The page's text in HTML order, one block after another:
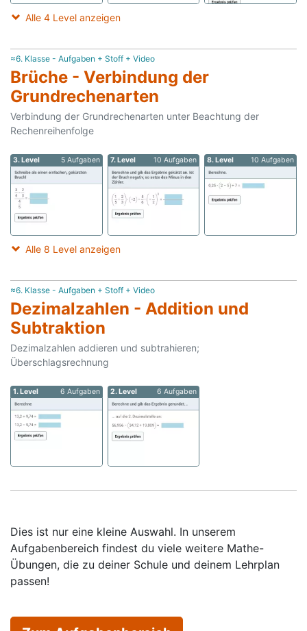
Alle 4 Level anzeigen
≈6. Klasse - Aufgaben + Stoff + Video
Brüche - Verbindung der
Grundrechenarten
Verbindung der Grundrechenarten unter Beachtung der
Rechenreihenfolge
3. Level 5 Aufgaben 7. Level 10 Aufgaben 8. Level 10 Aufgaben
Alle 8 Level anzeigen
≈6. Klasse - Aufgaben + Stoff + Video
Dezimalzahlen - Addition und
Subtraktion
Dezimalzahlen addieren und subtrahieren;
Überschlagsrechnung
1. Level 6 Aufgaben 2. Level 6 Aufgaben
Dies ist nur eine kleine Auswahl. In unserem
Aufgabenbereich findest du viele weitere Mathe-
Übungen, die zu deiner Schule und deinem Lehrplan
passen!